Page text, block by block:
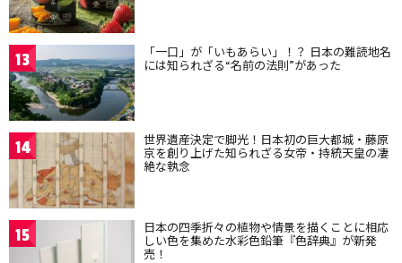
13 「一口」が「いもあらい」！？ 日本の難読地名
には知られざる“名前の法則”があった
14 世界遺産決定で脚光！日本初の巨大都城・藤原
京を創り上げた知られざる女帝・持統天皇の凄
絶な執念
15 日本の四季折々の植物や情景を描くことに相応
しい色を集めた水彩色鉛筆『色辞典』が新発
売！